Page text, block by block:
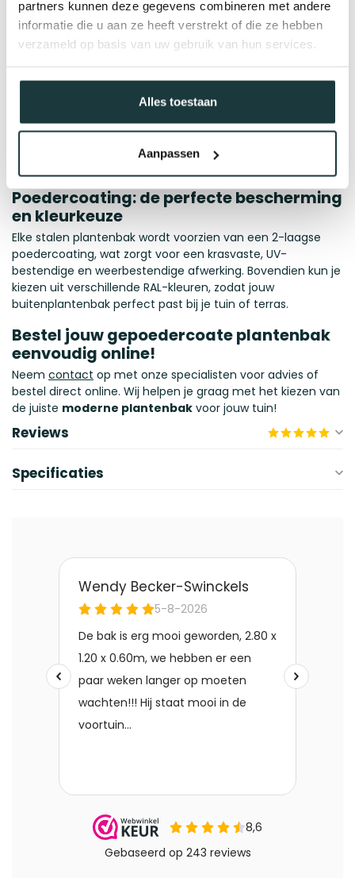
partners kunnen deze gegevens combineren met andere
informatie die u aan ze heeft verstrekt of die ze hebben
verzameld op basis van uw gebruik van hun services.
Alles toestaan
Aanpassen
Tijdens het uittekenen van de bakken zal er bij de langere
lengte bakken een deling worden toegevoegd. Deze deling
Ze zijn altijd vervaardigd uit hoogwaardig 2 mm dik zincor
metaal, wat zorgt voor extra stabiliteit en een luxe
uitstraling.
De plantenbak word zonder bodem geleverd. Wenst u wel
Poedercoating: de perfecte bescherming
en kleurkeuze
Elke stalen plantenbak wordt voorzien van een 2-laagse
poedercoating, wat zorgt voor een krasvaste, UV-
bestendige en weerbestendige afwerking. Bovendien kun je
kiezen uit verschillende RAL-kleuren, zodat jouw
buitenplantenbak perfect past bij je tuin of terras.
Bestel jouw gepoedercoate plantenbak
eenvoudig online!
Neem contact op met onze specialisten voor advies of
bestel direct online. Wij helpen je graag met het kiezen van
de juiste moderne plantenbak voor jouw tuin!
Reviews
Specificaties